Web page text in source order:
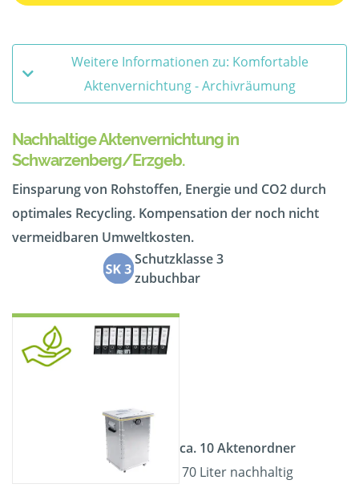
Weitere Informationen zu: Komfortable
Aktenvernichtung - Archivräumung
Nachhaltige Aktenvernichtung in
Schwarzenberg/Erzgeb.
Einsparung von Rohstoffen, Energie und CO2 durch
optimales Recycling. Kompensation der noch nicht
vermeidbaren Umweltkosten.
Schutzklasse 3
zubuchbar
ca. 10 Aktenordner
70 Liter nachhaltig